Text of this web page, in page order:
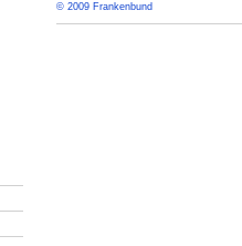
© 2009 Frankenbund